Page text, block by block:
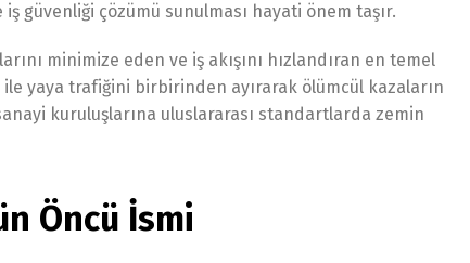
güvenliği çözümü sunulması hayati önem taşır.
minimize eden ve iş akışını hızlandıran en temel
yaya trafiğini birbirinden ayırarak ölümcül kazaların
kuruluşlarına uluslararası standartlarda zemin
Öncü İsmi